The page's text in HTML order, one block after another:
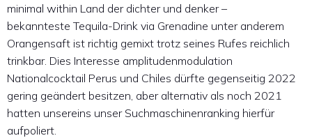
minimal within Land der dichter und denker –
bekannteste Tequila-Drink via Grenadine unter anderem
Orangensaft ist richtig gemixt trotz seines Rufes reichlich
trinkbar. Dies Interesse amplitudenmodulation
Nationalcocktail Perus und Chiles dürfte gegenseitig 2022
gering geändert besitzen, aber alternativ als noch 2021
hatten unsereins unser Suchmaschinenranking hierfür
aufpoliert.